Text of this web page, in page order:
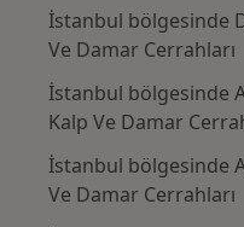
İstanbul bölgesinde
Ve Damar Cerrahları
İstanbul bölgesinde
Kalp Ve Damar
İstanbul bölgesinde
Ve Damar Cerrahları